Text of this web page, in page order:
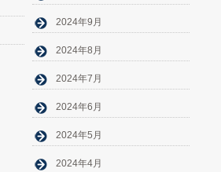
2024年9月
2024年8月
2024年7月
2024年6月
2024年5月
2024年4月